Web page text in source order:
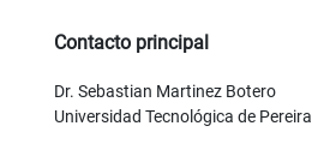
Contacto principal
Dr. Sebastian Martinez Botero
Universidad Tecnológica de Pereira